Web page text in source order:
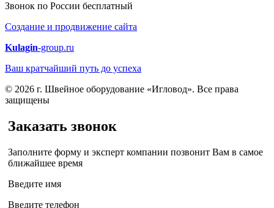
Звонок по России бесплатный
Создание и продвижение сайта
Kulagin-group.ru
Ваш кратчайший путь до успеха
© 2026 г. Швейное оборудование «Игловод». Все права
защищены
Заказать звонок
Заполните форму и эксперт компании позвонит Вам в самое
ближайшее время
Введите имя
Введите телефон